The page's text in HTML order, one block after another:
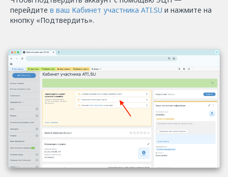
перейдите в ваш Кабинет участника ATI.SU и нажмите на
кнопку «Подтвердить».